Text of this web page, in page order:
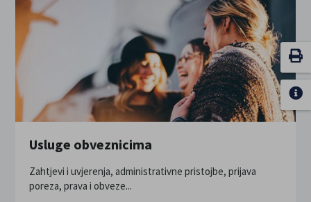
Usluge obveznicima
Zahtjevi i uvjerenja, administrativne pristojbe, prijava
poreza, prava i obveze...